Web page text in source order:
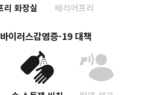
리 화장실 배리어프리
이러스감염증-19 대책